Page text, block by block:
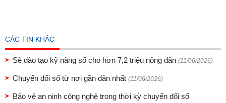
CÁC TIN KHÁC
Sẽ đào tạo kỹ năng số cho hơn 7,2 triệu nông dân (11/06/2026)
Chuyển đổi số từ nơi gần dân nhất (11/06/2026)
Bảo vệ an ninh công nghệ trong thời kỳ chuyển đổi số